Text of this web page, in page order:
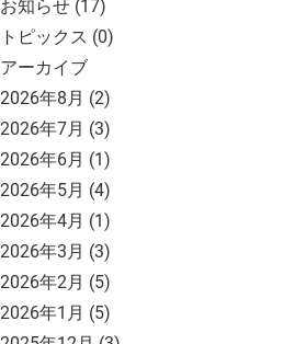
お知らせ (17)
トピックス (0)
アーカイブ
2026年8月 (2)
2026年7月 (3)
2026年6月 (1)
2026年5月 (4)
2026年4月 (1)
2026年3月 (3)
2026年2月 (5)
2026年1月 (5)